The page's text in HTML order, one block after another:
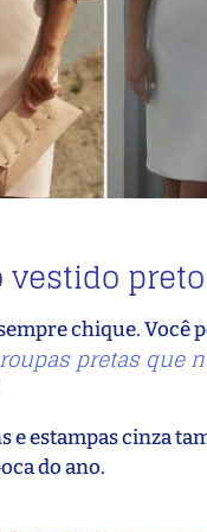
vestido preto
chique. Você
roupas pretas que
e estampas cinza
do ano.